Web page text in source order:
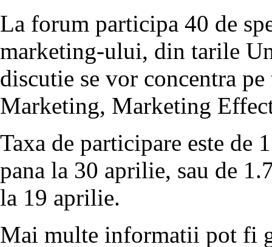
La forum participa 40 de
marketing-ului, din tarile
discutie se vor concentra
Marketing, Marketing
Taxa de participare este de
pana la 30 aprilie, sau de
la 19 aprilie.
Mai multe informatii pot fi